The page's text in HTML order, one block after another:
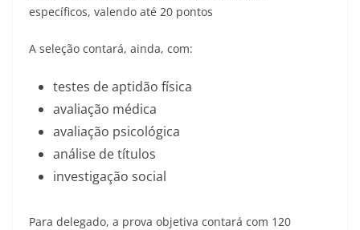
específicos, valendo até 20 pontos
A seleção contará, ainda, com:
testes de aptidão física
avaliação médica
avaliação psicológica
análise de títulos
investigação social
Para delegado, a prova objetiva contará com 120